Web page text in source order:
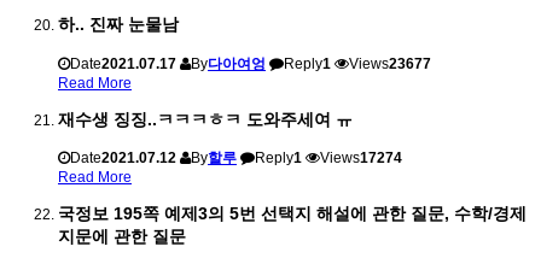
하.. 진짜 눈물남
Date2021.07.17 By다아여엉 Reply1 Views23677
Read More
재수생 징징..ㅋㅋㅋㅎㅋ 도와주세여 ㅠ
Date2021.07.12 By할루 Reply1 Views17274
Read More
국정보 195쪽 예제3의 5번 선택지 해설에 관한 질문, 수학/경제
지문에 관한 질문